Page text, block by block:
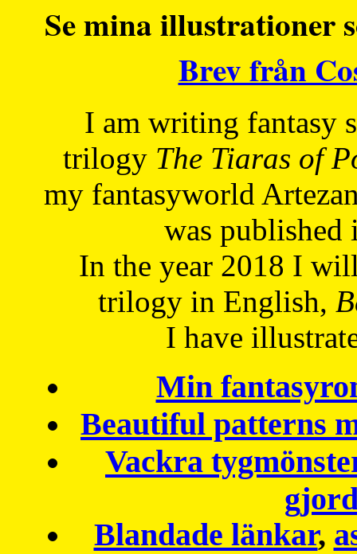
Se mina illustrationer
Brev från
I am writing fantasy
trilogy The Tiaras of
my fantasyworld
was published
In the year 2018 I
trilogy in English,
I have
Min
Beautiful patterns
Vackra
Blandade länkar,